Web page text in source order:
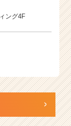
ング4F